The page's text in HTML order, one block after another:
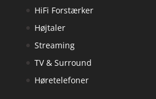
HiFi Forstærker
Højtaler
Streaming
TV & Surround
Høretelefoner